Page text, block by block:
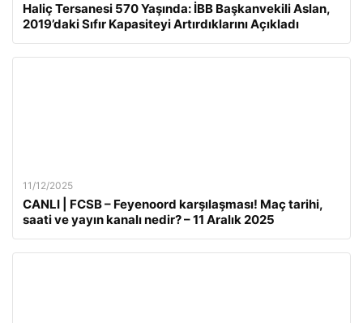
Haliç Tersanesi 570 Yaşında: İBB Başkanvekili Aslan,
2019’daki Sıfır Kapasiteyi Artırdıklarını Açıkladı
11/12/2025
CANLI | FCSB – Feyenoord karşılaşması! Maç tarihi,
saati ve yayın kanalı nedir? – 11 Aralık 2025